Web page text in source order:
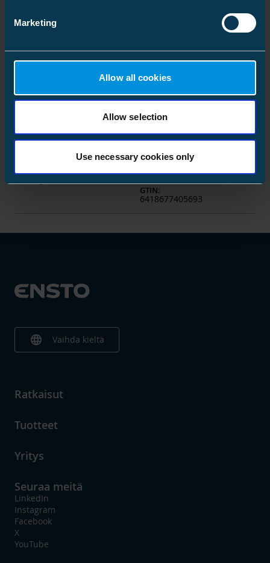
Marketing
Allow all cookies
Allow selection
Use necessary cookies only
Valaisinpylväskalustesarja
6 A, Al 10-35 Cu 1.5-25 mm²
Koodi:
SV15.105
GTIN :
6438100323523
4619031
10 A, Al 10-35 Cu 1.5-25
mm²
Koodi
SV15.125
GTIN:
6418677405709
SV15.12
GTIN:
6418677405693
language Vaihda kieltä
Ratkaisut
Tuotteet
Yritys
Seuraa meitä
LinkedIn
Instagram
Facebook
X
YouTube